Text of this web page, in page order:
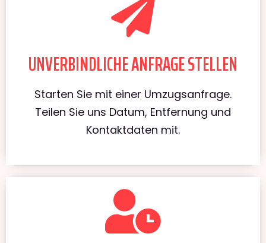
UNVERBINDLICHE ANFRAGE STELLEN
Starten Sie mit einer Umzugsanfrage.
Teilen Sie uns Datum, Entfernung und
Kontaktdaten mit.